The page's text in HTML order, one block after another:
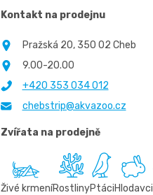
Kontakt na prodejnu
Pražská 20, 350 02 Cheb
9.00-20.00
+420 353 034 012
chebstrip@akvazoo.cz
Zvířata na prodejně
Živé krmeníRostlinyPtáciHlodavci